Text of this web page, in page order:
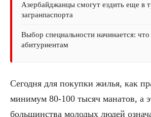
Азербайджанцы смогут ездить еще в
загранпаспорта
Выбор специальности начинается:
абитуриентам
Сегодня для покупки жилья, как
минимум 80-100 тысяч манатов, а
большинства молодых людей